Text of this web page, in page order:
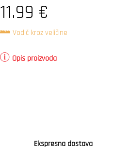
11.99 €
Vodič kroz veličine
Opis proizvoda
Ekspresna dostava